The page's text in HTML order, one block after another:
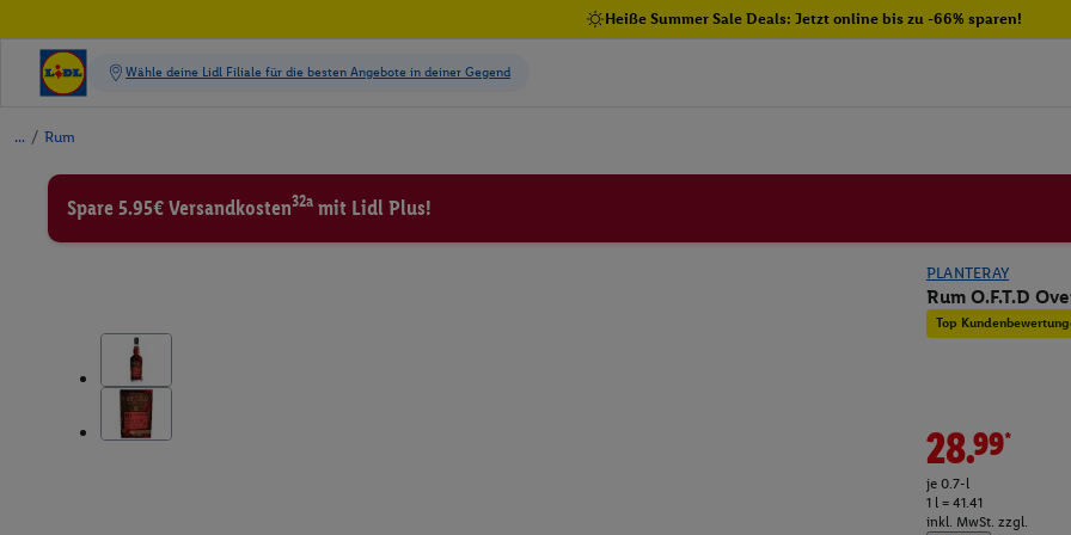
Heiße Summer Sale Deals: Jetzt online bis zu -66% sparen!
/ Rum
Spare 5.95€ Versandkosten32a mit Lidl Plus!
PLANTERAY
Rum O.F.T.D
Top
28.99*
je 0.7-l
1 l = 41.41
inkl. MwSt. zzgl.